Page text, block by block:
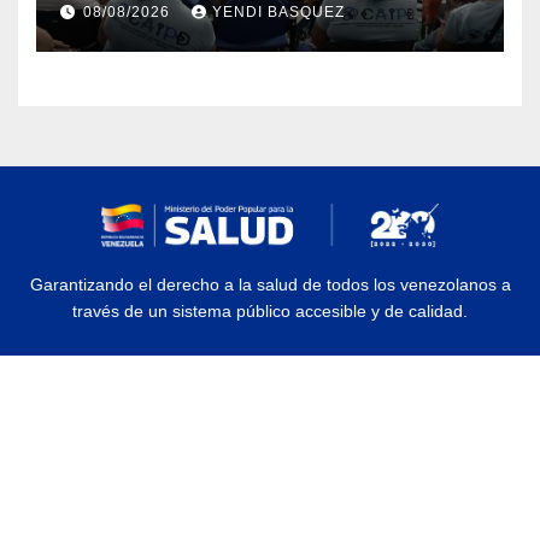
discapacidad
08/08/2026 YENDI BASQUEZ
Garantizando el derecho a la salud de todos los venezolanos a
través de un sistema público accesible y de calidad.